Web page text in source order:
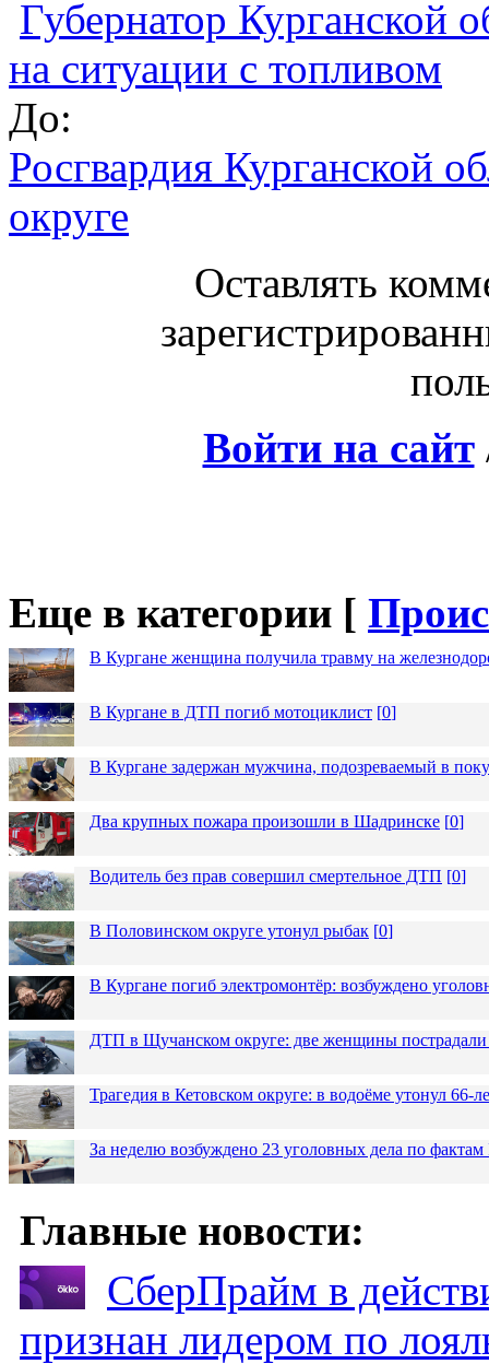
Губернатор Курганской
на ситуации с топливом
До:
Росгвардия Курганской
округе
Оставлять
Войти на сайт
Еще в категории [
В Кургане женщина получила травму на
В Кургане в ДТП погиб мотоциклист [0]
В Кургане задержан мужчина, подозреваемый в
Два крупных пожара произошли в Шадринске [0]
Водитель без прав совершил смертельное ДТП [0]
В Половинском округе утонул рыбак [0]
В Кургане погиб электромонтёр: возбуждено
ДТП в Щучанском округе: две женщины пострадали
Трагедия в Кетовском округе: в водоёме утонул 66-
За неделю возбуждено 23 уголовных дела по
Главные новости:
СберПрайм в
признан лидером по